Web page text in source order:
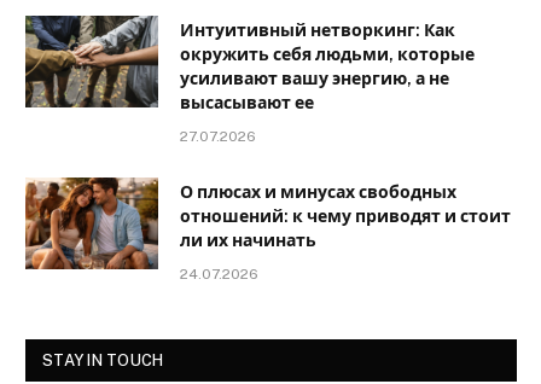
Интуитивный нетворкинг: Как
окружить себя людьми, которые
усиливают вашу энергию, а не
высасывают ее
27.07.2026
О плюсах и минусах свободных
отношений: к чему приводят и стоит
ли их начинать
24.07.2026
STAY IN TOUCH